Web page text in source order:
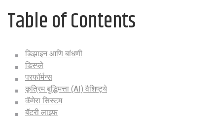
Table of Contents
डिझाइन आणि बांधणी
डिस्प्ले
परफॉर्मन्स
कृत्रिम बुद्धिमत्ता (AI) वैशिष्ट्ये
कॅमेरा सिस्टम
बॅटरी लाइफ